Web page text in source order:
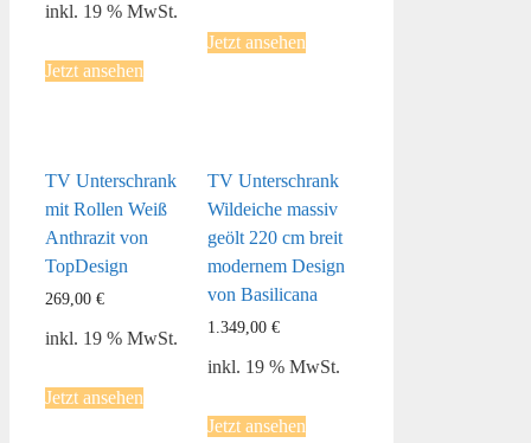
inkl. 19 % MwSt.
Jetzt ansehen
Jetzt ansehen
TV Unterschrank
mit Rollen Weiß
Anthrazit von
TopDesign
269,00 €
inkl. 19 % MwSt.
Jetzt ansehen
TV Unterschrank
Wildeiche massiv
geölt 220 cm breit
modernem Design
von Basilicana
1.349,00€
inkl. 19 % MwSt.
Jetzt ansehen